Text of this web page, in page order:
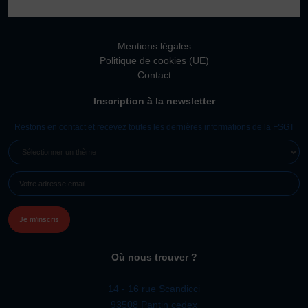
Vivicittà
Réaffiliation
Prise de licence
JE SOUHAITE TROUVER UN COMITÉ
JE SOUHAITE ADHÉRER
Affiliation
Honorabilité
Certificat Médical
Mentions légales
Politique de cookies (UE)
Contact
Inscription à la newsletter
Restons en contact et recevez toutes les dernières informations de la FSGT
UN
(NÉCESSAIRE)
MAIL
Où nous trouver ?
14 - 16 rue Scandicci
93508 Pantin cedex